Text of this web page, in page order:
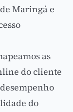
Maringá e
as
do cliente
do